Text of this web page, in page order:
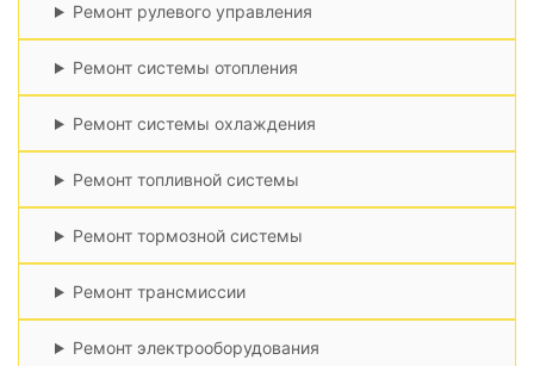
Ремонт рулевого управления
Ремонт системы отопления
Ремонт системы охлаждения
Ремонт топливной системы
Ремонт тормозной системы
Ремонт трансмиссии
Ремонт электрооборудования